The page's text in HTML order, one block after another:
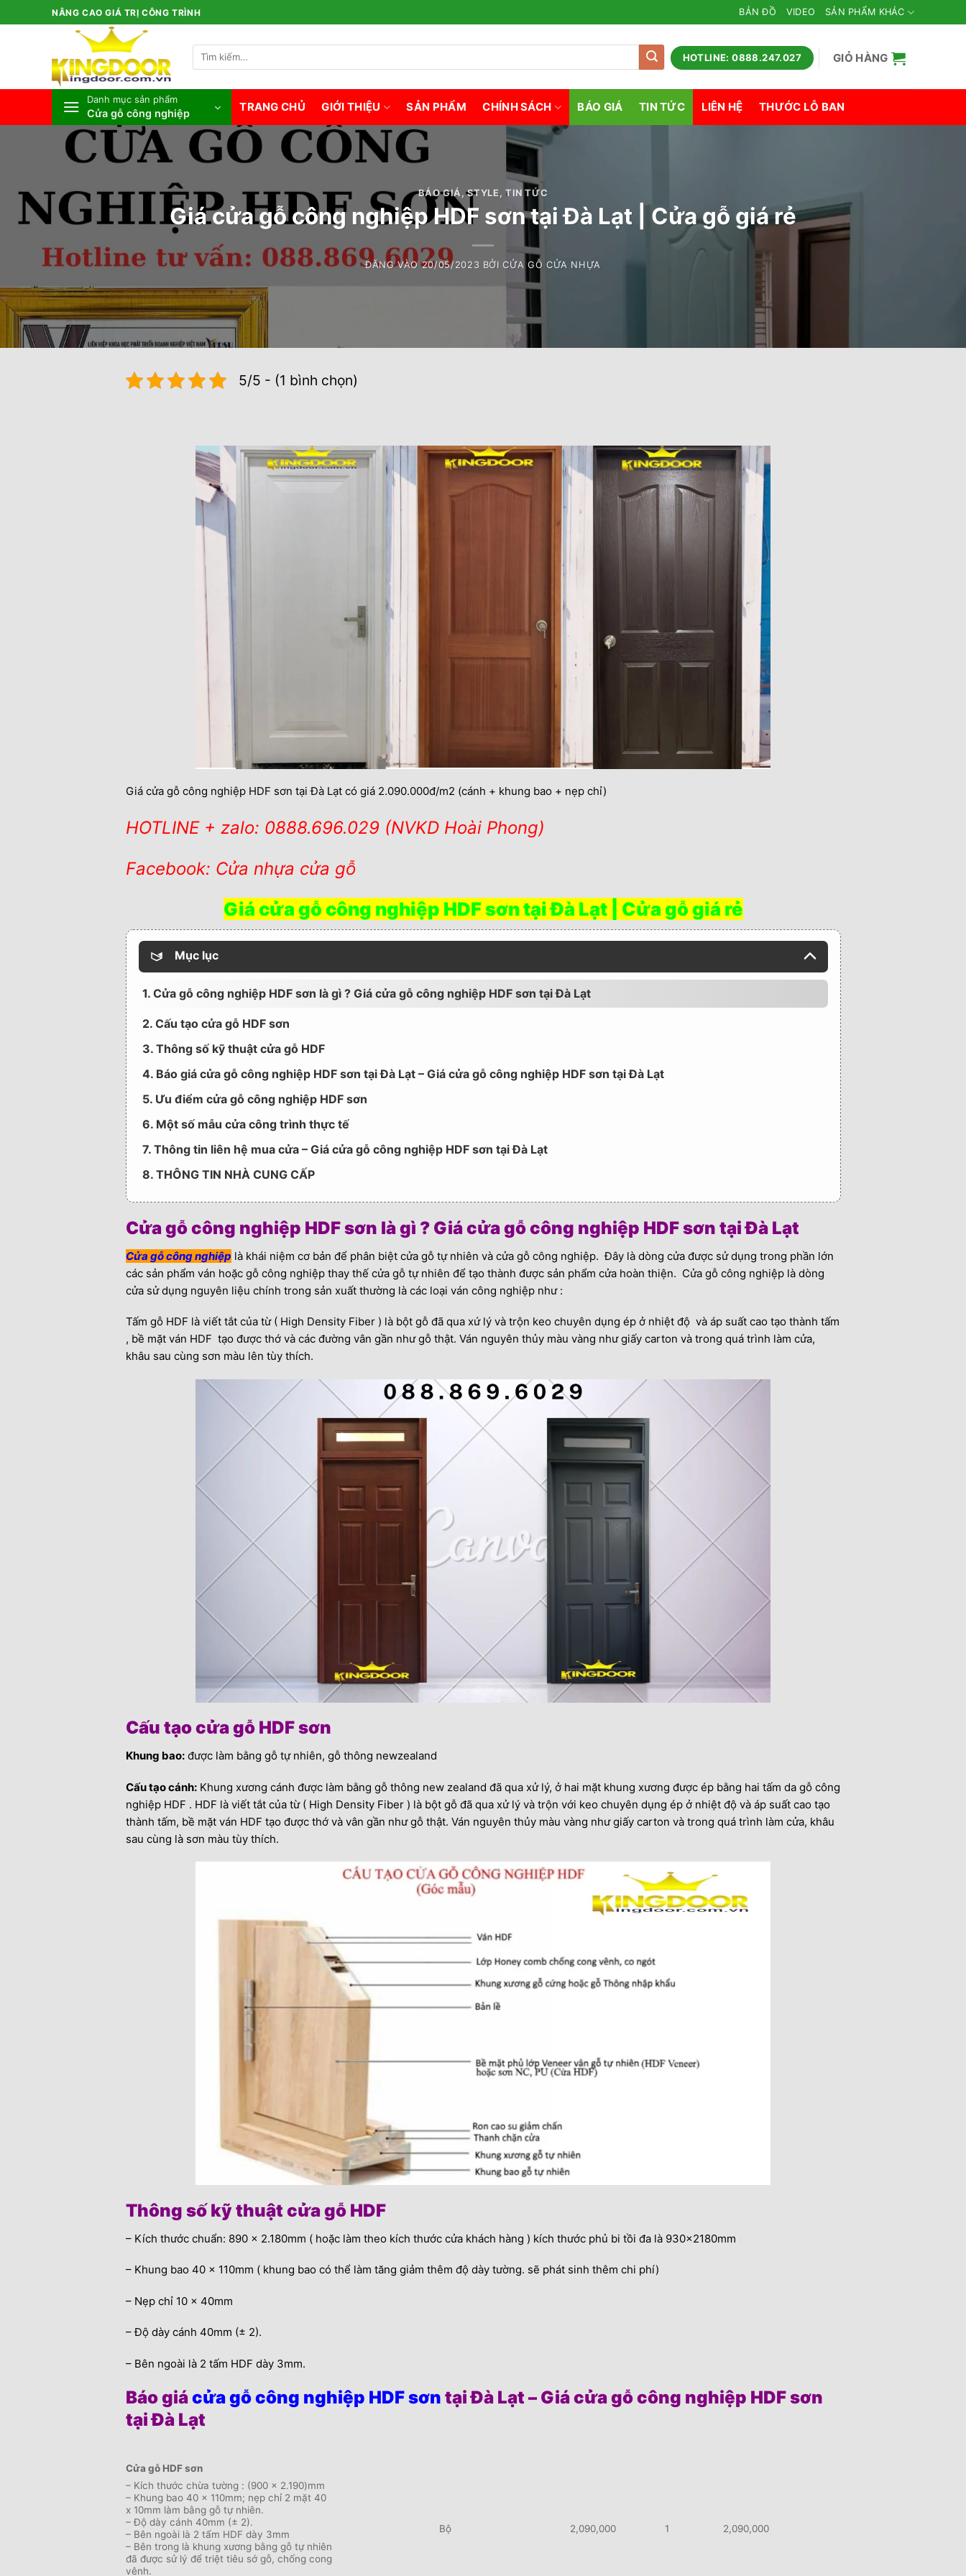
qua
NÂNG CAO GIÁ TRỊ CÔNG TRÌNH BẢN ĐỒ VIDEO SẢN PHẨM KHÁC
Tìm
kiếm:
HOTLINE: 0888.247.027 GIỎ HÀNG
Danh mục sản phẩm
Cửa gỗ công nghiệp TRANG CHỦ GIỚI THIỆU SẢN PHẨM CHÍNH SÁCH BÁO GIÁ TIN TỨC LIÊN HỆ THƯỚC LỖ BAN
BÁO GIÁ ,STYLE , TIN TỨC
Giá cửa gỗ công nghiệp HDF sơn tại Đà Lạt | Cửa gỗ giá rẻ
ĐĂNG VÀO20/05/2023 BỞICỬA GỖ CỬA NHỰA
5/5 - (1 bình chọn)
Giá cửa gỗ công nghiệp HDF sơn tại Đà Lạt có giá 2.090.000đ/m2 (cánh + khung bao + nẹp chỉ)
HOTLINE + zalo: 0888.696.029 (NVKD Hoài Phong)
Facebook: Cửa nhựa cửa gỗ
Giá cửa gỗ công nghiệp HDF sơn tại Đà Lạt | Cửa gỗ giá rẻ
Mục lục
1. Cửa gỗ công nghiệp HDF sơn là gì ? Giá cửa gỗ công nghiệp HDF sơn tại Đà Lạt
2. Cấu tạo cửa gỗ HDF sơn
3. Thông số kỹ thuật cửa gỗ HDF
4. Báo giá cửa gỗ công nghiệp HDF sơn tại Đà Lạt – Giá cửa gỗ công nghiệp HDF sơn tại Đà Lạt
5. Ưu điểm cửa gỗ công nghiệp HDF sơn
6. Một số mẫu cửa công trình thực tế
7. Thông tin liên hệ mua cửa – Giá cửa gỗ công nghiệp HDF sơn tại Đà Lạt
8. THÔNG TIN NHÀ CUNG CẤP
Cửa gỗ công nghiệp HDF sơn là gì ? Giá cửa gỗ công nghiệp HDF sơn tại Đà Lạt
Cửa gỗ công nghiệp là khái niệm cơ bản để phân biệt cửa gỗ tự nhiên và cửa gỗ công nghiệp. Đây là dòng cửa được sử dụng trong phần lớn
các sản phẩm ván hoặc gỗ công nghiệp thay thế cửa gỗ tự nhiên để tạo thành được sản phẩm cửa hoàn thiện. Cửa gỗ công nghiệp là dòng
cửa sử dụng nguyên liệu chính trong sản xuất thường là các loại ván công nghiệp như :
Tấm gỗ HDF là viết tắt của từ ( High Density Fiber ) là bột gỗ đã qua xứ lý và trộn keo chuyên dụng ép ở nhiệt độ và áp suất cao tạo thành tấm
, bề mặt ván HDF tạo được thớ và các đường vân gần như gỗ thật. Ván nguyên thủy màu vàng như giấy carton và trong quá trình làm cửa,
khâu sau cùng sơn màu lên tùy thích.
Cấu tạo cửa gỗ HDF sơn
Khung bao:được làm bằng gỗ tự nhiên, gỗ thông newzealand
Cấu tạo cánh:Khung xương cánh được làm bằng gỗ thông new zealand đã qua xử lý, ở hai mặt khung xương được ép bằng hai tấm da gỗ công
nghiệp HDF . HDF là viết tắt của từ ( High Density Fiber ) là bột gỗ đã qua xử lý và trộn với keo chuyên dụng ép ở nhiệt độ và áp suất cao tạo
thành tấm, bề mặt ván HDF tạo được thớ và vân gần như gỗ thật. Ván nguyên thủy màu vàng như giấy carton và trong quá trình làm cửa, khâu
sau cùng là sơn màu tùy thích.
Thông số kỹ thuật cửa gỗ HDF
– Kích thước chuẩn: 890 x 2.180mm ( hoặc làm theo kích thước cửa khách hàng ) kích thước phủ bi tồi đa là 930x2180mm
– Khung bao 40 x 110mm ( khung bao có thể làm tăng giảm thêm độ dày tường. sẽ phát sinh thêm chi phí)
– Nẹp chỉ 10 x 40mm
– Độ dày cánh 40mm (± 2).
– Bên ngoài là 2 tấm HDF dày 3mm.
Báo giácửa gỗ công nghiệp HDF sơn tại Đà Lạt – Giá cửa gỗ công nghiệp HDF sơn
tại Đà Lạt
Cửa gỗ HDF sơn
– Kích thước chừa tường : (900 x 2.190)mm
– Khung bao 40 x 110mm; nẹp chỉ 2 mặt 40
x 10mm làm bằng gỗ tự nhiên.
– Độ dày cánh 40mm (± 2).
– Bên ngoài là 2 tấm HDF dày 3mm
– Bên trong là khung xương bằng gỗ tự nhiên
đã được sử lý để triệt tiêu sớ gỗ, chống cong
vênh.
Bộ 2,090,000 1 2,090,000